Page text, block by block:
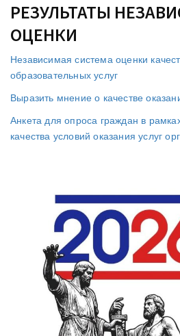
РЕЗУЛЬТАТЫ
ОЦЕНКИ
Независимая система оценки
образовательных услуг
Выразить мнение о качестве
Анкета для опроса граждан в
качества условий оказания услуг